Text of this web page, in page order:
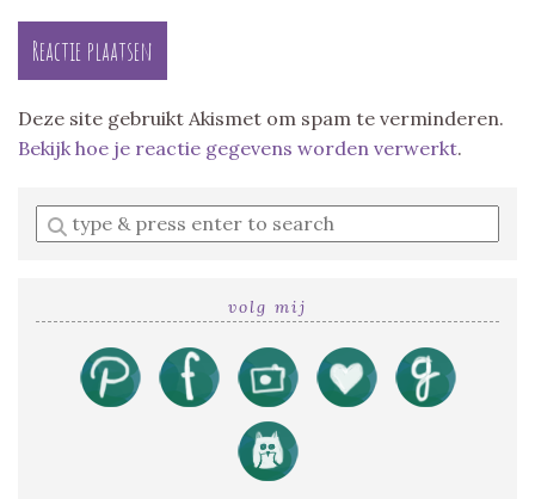
Deze site gebruikt Akismet om spam te verminderen.
Bekijk hoe je reactie gegevens worden verwerkt.
Enter
a
volg mij